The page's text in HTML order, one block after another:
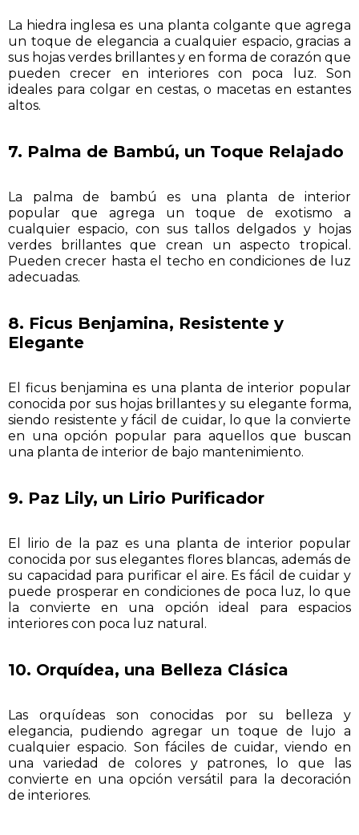
La hiedra inglesa es una planta colgante que agrega
un toque de elegancia a cualquier espacio, gracias a
sus hojas verdes brillantes y en forma de corazón que
pueden crecer en interiores con poca luz. Son
ideales para colgar en cestas, o macetas en estantes
altos.
7. Palma de Bambú, un Toque Relajado
La palma de bambú es una planta de interior
popular que agrega un toque de exotismo a
cualquier espacio, con sus tallos delgados y hojas
verdes brillantes que crean un aspecto tropical.
Pueden crecer hasta el techo en condiciones de luz
adecuadas.
8. Ficus Benjamina, Resistente y
Elegante
El ficus benjamina es una planta de interior popular
conocida por sus hojas brillantes y su elegante forma,
siendo resistente y fácil de cuidar, lo que la convierte
en una opción popular para aquellos que buscan
una planta de interior de bajo mantenimiento.
9. Paz Lily, un Lirio Purificador
El lirio de la paz es una planta de interior popular
conocida por sus elegantes flores blancas, además de
su capacidad para purificar el aire. Es fácil de cuidar y
puede prosperar en condiciones de poca luz, lo que
la convierte en una opción ideal para espacios
interiores con poca luz natural.
10. Orquídea, una Belleza Clásica
Las orquídeas son conocidas por su belleza y
elegancia, pudiendo agregar un toque de lujo a
cualquier espacio. Son fáciles de cuidar, viendo en
una variedad de colores y patrones, lo que las
convierte en una opción versátil para la decoración
de interiores.